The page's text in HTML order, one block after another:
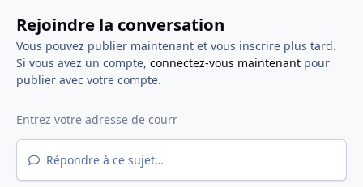
Rejoindre la conversation
Vous pouvez publier maintenant et vous inscrire plus tard.
Si vous avez un compte, connectez-vous maintenantpour
publier avec votre compte.
Répondre à ce sujet…